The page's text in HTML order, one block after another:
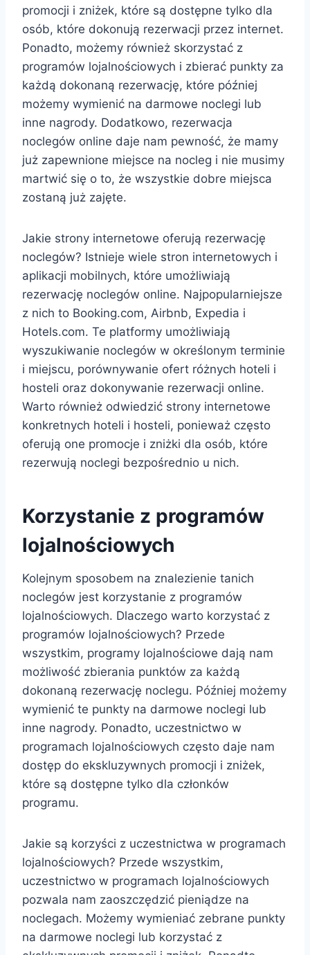
promocji i zniżek, które są dostępne tylko dla
osób, które dokonują rezerwacji przez internet.
Ponadto, możemy również skorzystać z
programów lojalnościowych i zbierać punkty za
każdą dokonaną rezerwację, które później
możemy wymienić na darmowe noclegi lub
inne nagrody. Dodatkowo, rezerwacja
noclegów online daje nam pewność, że mamy
już zapewnione miejsce na nocleg i nie musimy
martwić się o to, że wszystkie dobre miejsca
zostaną już zajęte.
Jakie strony internetowe oferują rezerwację
noclegów? Istnieje wiele stron internetowych i
aplikacji mobilnych, które umożliwiają
rezerwację noclegów online. Najpopularniejsze
z nich to Booking.com, Airbnb, Expedia i
Hotels.com. Te platformy umożliwiają
wyszukiwanie noclegów w określonym terminie
i miejscu, porównywanie ofert różnych hoteli i
hosteli oraz dokonywanie rezerwacji online.
Warto również odwiedzić strony internetowe
konkretnych hoteli i hosteli, ponieważ często
oferują one promocje i zniżki dla osób, które
rezerwują noclegi bezpośrednio u nich.
Korzystanie z programów
lojalnościowych
Kolejnym sposobem na znalezienie tanich
noclegów jest korzystanie z programów
lojalnościowych. Dlaczego warto korzystać z
programów lojalnościowych? Przede
wszystkim, programy lojalnościowe dają nam
możliwość zbierania punktów za każdą
dokonaną rezerwację noclegu. Później możemy
wymienić te punkty na darmowe noclegi lub
inne nagrody. Ponadto, uczestnictwo w
programach lojalnościowych często daje nam
dostęp do ekskluzywnych promocji i zniżek,
które są dostępne tylko dla członków
programu.
Jakie są korzyści z uczestnictwa w programach
lojalnościowych? Przede wszystkim,
uczestnictwo w programach lojalnościowych
pozwala nam zaoszczędzić pieniądze na
noclegach. Możemy wymieniać zebrane punkty
na darmowe noclegi lub korzystać z